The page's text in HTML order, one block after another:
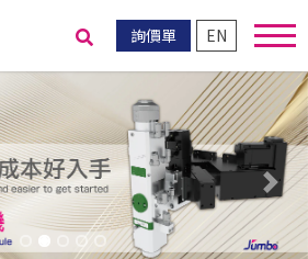
詢價單 EN
送出搜尋
Next